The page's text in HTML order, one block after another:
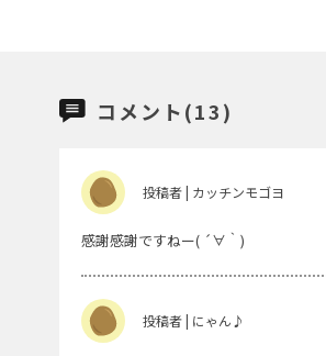
コメント(13)
投稿者 | カッチンモゴヨ
感謝感謝ですねー( ´∀｀)
投稿者 | にゃん♪